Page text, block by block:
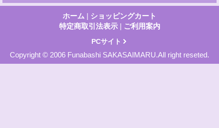
ホーム | ショッピングカート
特定商取引法表示 | ご利用案内
PCサイト
Copyright © 2006 Funabashi SAKASAIMARU.All right reseted.